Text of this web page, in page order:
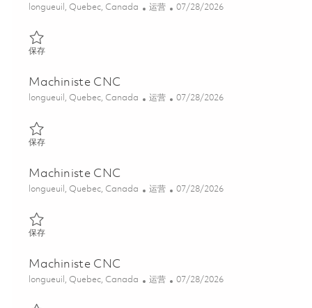
位置
longueuil, Quebec, Canada 类别
运营 Posted Date
07/28/2026
保存保存 Machiniste CNC 01842700
Machiniste CNC
位置
longueuil, Quebec, Canada 类别
运营 Posted Date
07/28/2026
保存保存 Machiniste CNC 01842768
Machiniste CNC
位置
longueuil, Quebec, Canada 类别
运营 Posted Date
07/28/2026
保存保存 Machiniste CNC 01832925
Machiniste CNC
位置
longueuil, Quebec, Canada 类别
运营 Posted Date
07/28/2026